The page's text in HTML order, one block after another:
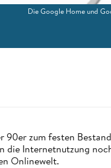
Die Google Home und
90er zum festen
die Internetnutzung
Onlinewelt.